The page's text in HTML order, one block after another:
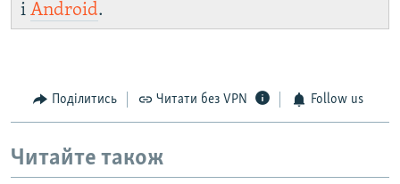
і Android.
Поділитись Читати без VPN Follow us
Читайте також